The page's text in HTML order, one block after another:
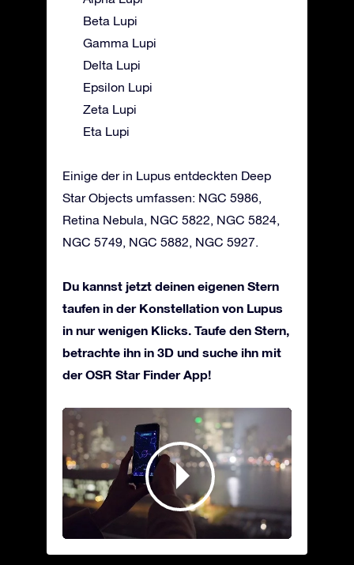
Beta Lupi
Gamma Lupi
Delta Lupi
Epsilon Lupi
Zeta Lupi
Eta Lupi
Einige der in Lupus entdeckten Deep
Star Objects umfassen: NGC 5986,
Retina Nebula, NGC 5822, NGC 5824,
NGC 5749, NGC 5882, NGC 5927.
Du kannst jetzt deinen eigenen Stern
taufen in der Konstellation von Lupus
in nur wenigen Klicks. Taufe den Stern,
betrachte ihn in 3D und suche ihn mit
der OSR Star Finder App!